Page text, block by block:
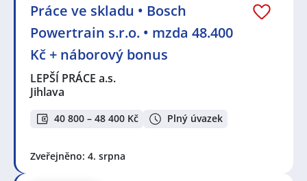
Práce ve skladu • Bosch
Powertrain s.r.o. • mzda 48.400
Kč + náborový bonus
LEPŠÍ PRÁCE a.s.
Jihlava
40 800 – 48 400 Kč Plný úvazek
Zveřejněno: 4. srpna